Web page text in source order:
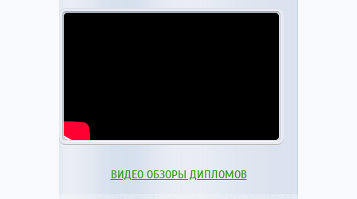
ВИДЕО ОБЗОРЫ ДИПЛОМОВ